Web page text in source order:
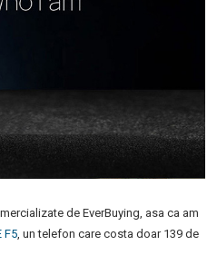
de EverBuying, asa ca am
F5, un telefon care costa doar 139 de